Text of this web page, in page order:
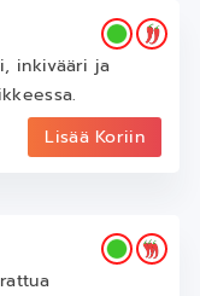
inkivääri ja
Lisää Koriin